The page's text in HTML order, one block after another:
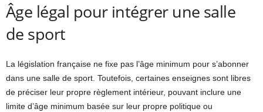
Âge légal pour intégrer une salle
de sport
La législation française ne fixe pas l’âge minimum pour s’abonner
dans une salle de sport. Toutefois, certaines enseignes sont libres
de préciser leur propre règlement intérieur, pouvant inclure une
limite d’âge minimum basée sur leur propre politique ou